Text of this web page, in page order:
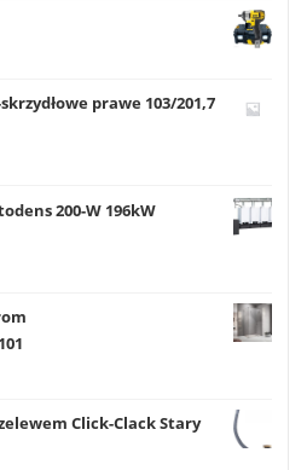
prawe 103/201,7
200-W 196kW
Click-Clack Stary